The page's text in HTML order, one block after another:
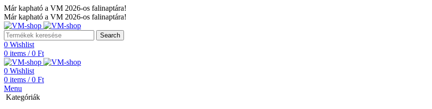
Már kapható a VM 2026-os falinaptára!
Már kapható a VM 2026-os falinaptára!
Search
0 Wishlist
0 items / 0 Ft
0 Wishlist
0 items / 0 Ft
Menu
Kategóriák